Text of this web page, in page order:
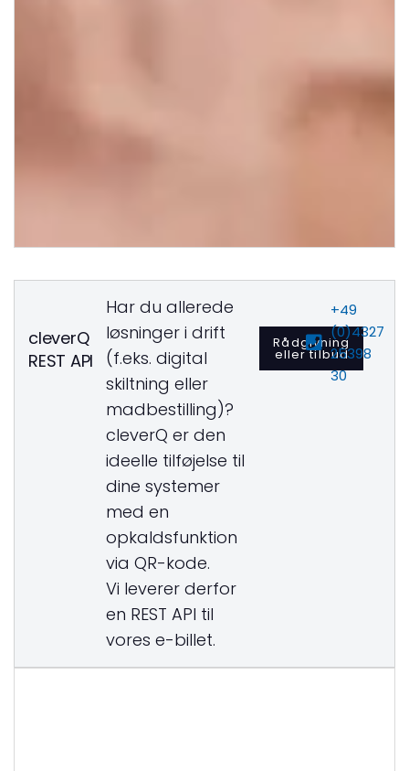
cleverQ
REST API
Har du allerede
løsninger i drift
(f.eks. digital
skiltning eller
madbestilling)?
cleverQ er den
ideelle tilføjelse til
dine systemer
med en
opkaldsfunktion
via QR-kode.
Vi leverer derfor
en REST API til
vores e-billet.
Rådgivning
eller tilbud
+49
(0)4327
25398
30